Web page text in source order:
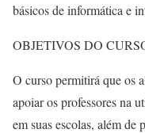
básicos de informática e
OBJETIVOS DO
O curso permitirá que os
apoiar os professores na
em suas escolas, além de